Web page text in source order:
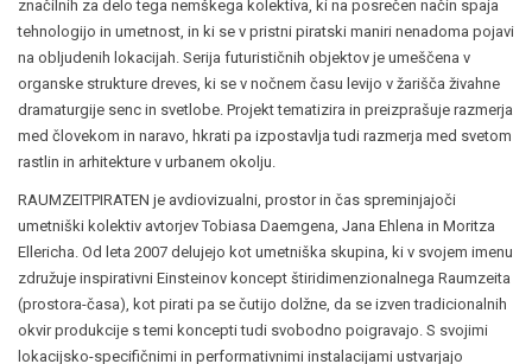
značilnih za delo tega nemškega kolektiva, ki na posrečen način spaja
tehnologijo in umetnost, in ki se v pristni piratski maniri nenadoma pojavi
na obljudenih lokacijah. Serija futurističnih objektov je umeščena v
organske strukture dreves, ki se v nočnem času levijo v žarišča živahne
dramaturgije senc in svetlobe. Projekt tematizira in preizprašuje razmerja
med človekom in naravo, hkrati pa izpostavlja tudi razmerja med svetom
rastlin in arhitekture v urbanem okolju.
RAUMZEITPIRATEN je avdiovizualni, prostor in čas spreminjajoči
umetniški kolektiv avtorjev Tobiasa Daemgena, Jana Ehlena in Moritza
Ellericha. Od leta 2007 delujejo kot umetniška skupina, ki v svojem imenu
združuje inspirativni Einsteinov koncept štiridimenzionalnega Raumzeita
(prostora-časa), kot pirati pa se čutijo dolžne, da se izven tradicionalnih
okvir produkcije s temi koncepti tudi svobodno poigravajo. S svojimi
lokacijsko-specifičnimi in performativnimi instalacijami ustvarjajo